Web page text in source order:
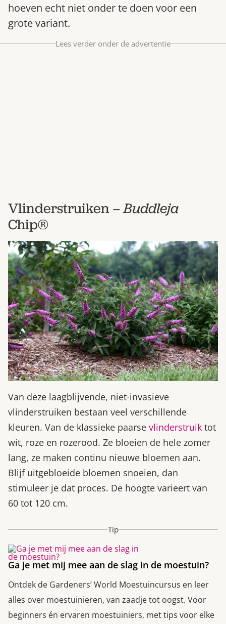
Gardeners’ World 08/2026
Bestel nu
hoeven echt niet onder te doen voor een
grote variant.
Lees verder onder de advertentie
Vlinderstruiken –Buddleja
Chip®
Van deze laagblijvende, niet-invasieve
vlinderstruiken bestaan veel verschillende
kleuren. Van de klassieke paarse vlinderstruik tot
wit, roze en rozerood. Ze bloeien de hele zomer
lang, ze maken continu nieuwe bloemen aan.
Blijf uitgebloeide bloemen snoeien, dan
stimuleer je dat proces. De hoogte varieert van
60 tot 120 cm.
Tip
Ga je met mij mee aan de slag in de moestuin?
Ontdek de Gardeners’ World Moestuincursus en leer
alles over moestuinieren, van zaadje tot oogst. Voor
beginners én ervaren moestuiniers, met tips voor elke